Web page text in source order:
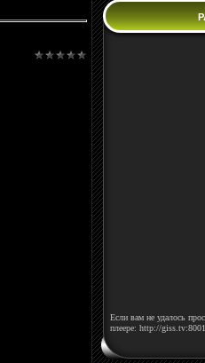
Если вам не удалось
плеере: http://